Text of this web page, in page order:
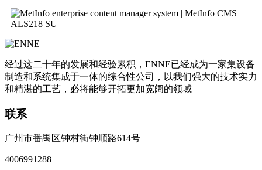
ALS218 SU
经过这二十年的发展和经验累积，ENNE已经成为一家集设备
制造和系统集成于一体的综合性公司，以我们强大的技术实力
和精湛的工艺，必将能够开拓更加宽阔的领域
联系
广州市番禺区钟村街钟顺路614号
4006991288